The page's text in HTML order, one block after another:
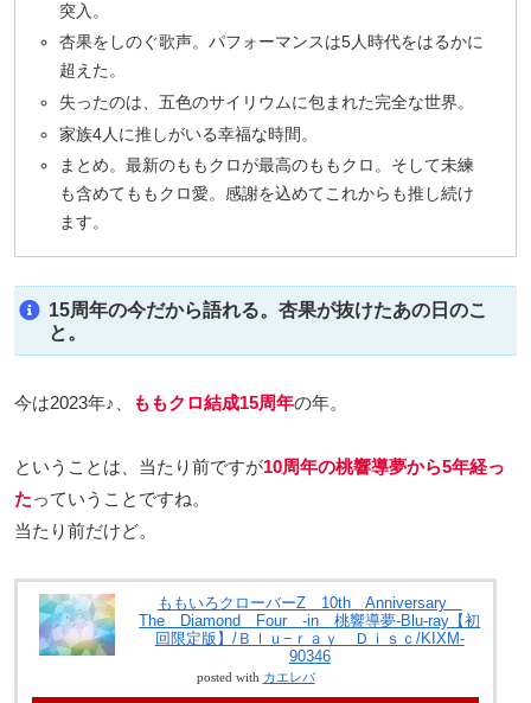
突入。
杏果をしのぐ歌声。パフォーマンスは5人時代をはるかに
超えた。
失ったのは、五色のサイリウムに包まれた完全な世界。
家族4人に推しがいる幸福な時間。
まとめ。最新のももクロが最高のももクロ。そして未練
も含めてももクロ愛。感謝を込めてこれからも推し続け
ます。
15周年の今だから語れる。杏果が抜けたあの日のこ
と。
今は2023年♪、 ももクロ結成15周年の年。
ということは、当たり前ですが10周年の桃響導夢から5年経っ
たっていうことですね。
当たり前だけど。
ももいろクローバーZ 10th Anniversary
The Diamond Four -in 桃響導夢-Blu-ray【初
回限定版】/Ｂｌｕ−ｒａｙ Ｄｉｓｃ/KIXM-
90346
posted with カエレバ